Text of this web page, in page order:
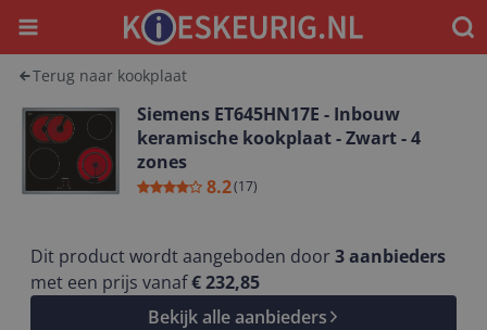
Menu
Terug naar kookplaat
Siemens ET645HN17E - Inbouw
keramische kookplaat - Zwart - 4
zones
8.2(17)
Dit product wordt aangeboden door3aanbieders
met een prijs vanaf€ 232,85
Bekijk alle aanbieders